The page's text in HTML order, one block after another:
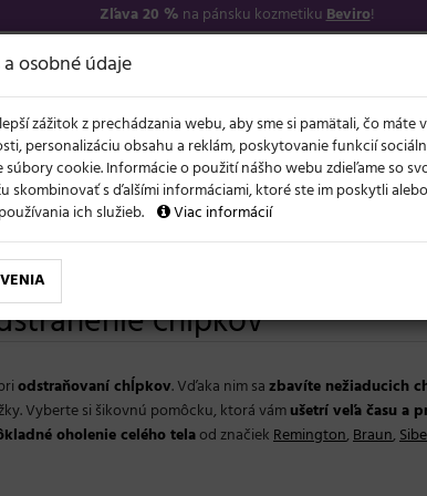
Zľava 20 % na pánsku kozmetikuBeviro!
NOVO LETO A VLASY AKCIE ZNAČKY
chĺpkov
odstraňovaní chĺpkov. Vďaka nim sazbavíte nežiaducich
Vyberte si šikovnú pomôcku, ktorá vámušetrí veľa času a
oholenie celého telaod značiekRemington,Braun,
osobné údaje
zážitok z prechádzania webu, aby sme si pamätali, čo máte
personalizáciu obsahu a reklám, poskytovanie funkcií
súbory cookie. Informácie o použití nášho webu zdieľame so
skombinovať s ďalšími informáciami, ktoré ste im poskytli
ich služieb.
Viac informácií